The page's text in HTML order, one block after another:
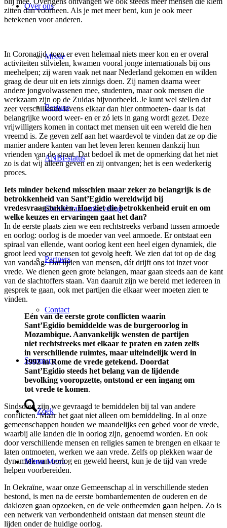
Over ons
Missie
Bestuur
ANBI-status
Comité van aanbeveling
Partners
Contact
Summary
Zoek
Menu Menu
zitten dan voorheen. Als je met meer bent, kun je ook meer
betekenen voor anderen.
In Coronatijd, toen er even helemaal niets meer kon en er overal
activiteiten stilvielen, kwamen vooral jonge internationals bij ons
meehelpen; zij waren vaak net naar Nederland gekomen en wilden
graag de deur uit en iets zinnigs doen. Zij namen daarna weer
andere jongvolwassenen mee, studenten, maar ook mensen die
werkzaam zijn op de Zuidas bijvoorbeeld. Je kunt wel stellen dat
zeer verschillende levens elkaar dan hier ontmoeten- daar is dat
belangrijke woord weer- en er zó iets in gang wordt gezet. Deze
vrijwilligers komen in contact met mensen uit een wereld die hen
vreemd is. Ze geven zelf aan het waardevol te vinden dat ze op die
manier andere kanten van het leven leren kennen dankzij hun
vrienden van de straat. Dat bedoel ik met de opmerking dat het niet
zo is dat wij alleen geven en zij ontvangen; het is een wederkerig
proces.
Iets minder bekend misschien maar zeker zo belangrijk is de
betrokkenheid van Sant’Egidio wereldwijd bij
vredesvraagstukken. Hoe ziet die betrokkenheid eruit en om
welke keuzes en ervaringen gaat het dan?
In de eerste plaats zien we een rechtstreeks verband tussen armoede
en oorlog: oorlog is de moeder van veel armoede. Er ontstaat een
spiraal van ellende, want oorlog kent een heel eigen dynamiek, die
groot leed voor mensen tot gevolg heeft. We zien dat tot op de dag
van vandaag. Dat lijden van mensen, dát drijft ons tot inzet voor
vrede. We dienen geen grote belangen, maar gaan steeds aan de kant
van de slachtoffers staan. Van daaruit zijn we bereid met iedereen in
gesprek te gaan, ook met partijen die elkaar weer moeten zien te
vinden.
Eén van de eerste grote conflicten waarin
Sant’Egidio bemiddelde was de burgeroorlog in
Mozambique. Aanvankelijk wensten de partijen
niet rechtstreeks met elkaar te praten en zaten zelfs
in verschillende ruimtes, maar uiteindelijk werd in
1992 in Rome de vrede getekend. Doordat
Sant’Egidio steeds het belang van de lijdende
bevolking vooropzette, ontstond er een ingang om
tot vrede te komen.
Sindsdien zijn we gevraagd te bemiddelen bij tal van andere
conflicten. Maar het gaat niet alleen om bemiddeling. In al onze
gemeenschappen houden we maandelijks een gebed voor de vrede,
waarbij alle landen die in oorlog zijn, genoemd worden. En ook
door verschillende mensen en religies samen te brengen en elkaar te
laten ontmoeten, werken we aan vrede. Zelfs op plekken waar de
dynamiek van oorlog en geweld heerst, kun je de tijd van vrede
helpen voorbereiden.
In Oekraïne, waar onze Gemeenschap al in verschillende steden
bestond, is men na de eerste bombardementen de ouderen en de
daklozen gaan opzoeken, en de vele ontheemden gaan helpen. Zo is
een netwerk van verbondenheid ontstaan dat mensen steunt die
lijden onder de huidige oorlog.